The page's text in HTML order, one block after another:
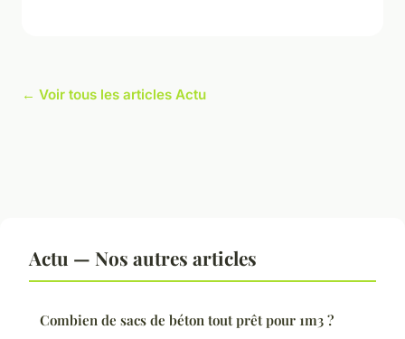
← Voir tous les articles Actu
Actu — Nos autres articles
Combien de sacs de béton tout prêt pour 1m3 ?